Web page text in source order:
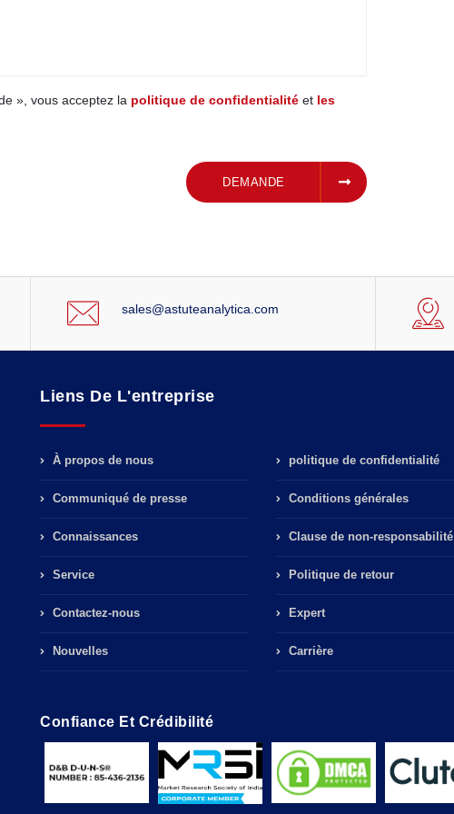
», vous acceptez la politique de confidentialité et les
DEMANDE
sales@astuteanalytica.com
Liens De L'entreprise
À propos de nous
Communiqué de presse
Connaissances
Service
Contactez-nous
Nouvelles
politique de confidentialité
Conditions générales
Clause de non-responsabilité
Politique de retour
Expert
Carrière
Confiance Et Crédibilité